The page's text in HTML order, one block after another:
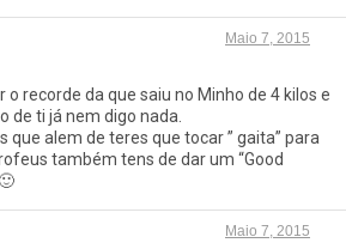
Maio 7, 2015
recorde da que saiu no Minho de 4 kilos e
de ti já nem digo nada.
que alem de teres que tocar ” gaita” para
também tens de dar um “Good
Maio 7, 2015